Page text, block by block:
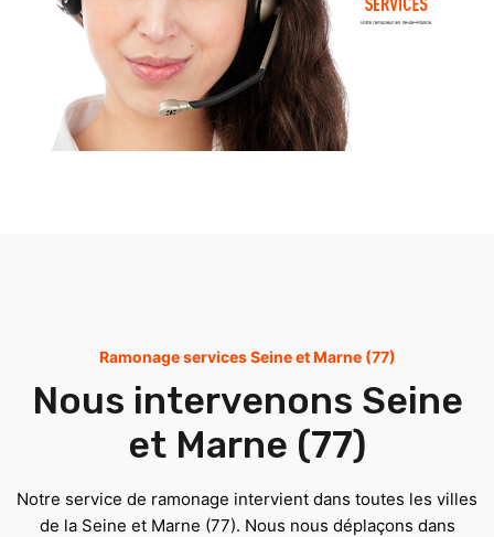
Ramonage services Seine et Marne (77)
Nous intervenons Seine
et Marne (77)
Notre service de ramonage intervient dans toutes les villes
de la Seine et Marne (77). Nous nous déplaçons dans